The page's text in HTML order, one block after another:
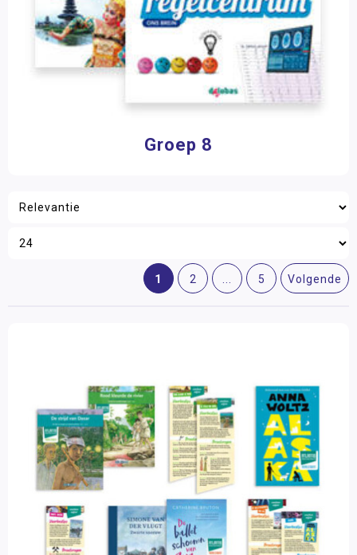
Groep 8
1 2 5 Volgende